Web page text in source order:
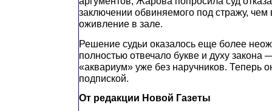
заключении обвиняемого под стражу, чем
оживление в зале.
Решение судьи оказалось еще более
полностью отвечало букве и духу закона
«аквариум» уже без наручников. Теперь
подпиской.
От редакции Новой Газеты